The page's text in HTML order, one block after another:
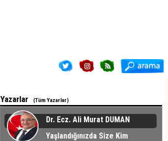
Yazarlar (Tüm Yazarlar)
Dr. Ecz. Ali Murat DUMAN
Yaşlandığınızda Size Kim